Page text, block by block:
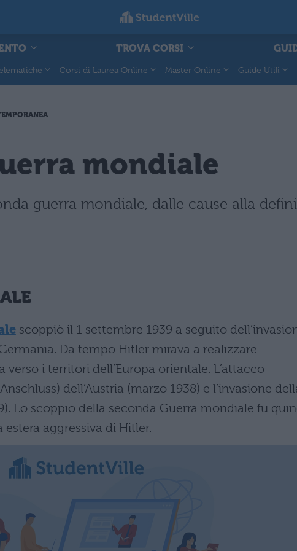
TROVA CORSI
Corsi di Laurea Online Master Online Guide Utili
mondiale
guerra mondiale, dalle cause alla
scoppiò il 1 settembre 1939 a seguito
Da tempo Hitler mirava a realizzare
i territori dell’Europa orientale. L’attacco
dell’Austria (marzo 1938) e l’invasione
Lo scoppio della seconda Guerra mondiale fu
aggressiva di Hitler.